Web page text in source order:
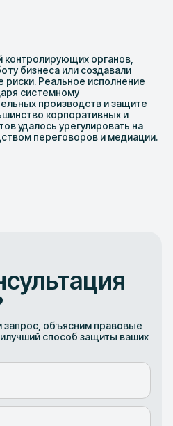
органов,
бизнеса или создавали
Реальное исполнение
системному
производств и защите
корпоративных и
удалось урегулировать на
переговоров и медиации.
объясним правовые
способ защиты ваших